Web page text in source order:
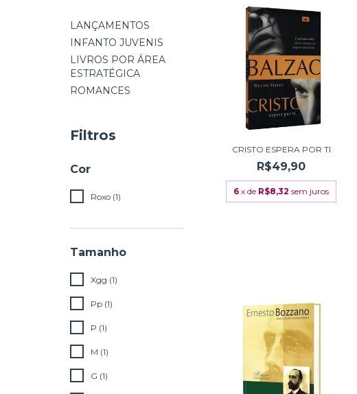
LANÇAMENTOS
INFANTO JUVENIS
LIVROS POR ÁREA
ESTRATÉGICA
ROMANCES
Filtros
Cor
Roxo (1)
Tamanho
Xgg (1)
Pp (1)
P (1)
M (1)
G (1)
CRISTO ESPERA POR TI
R$49,90
6 x de R$8,32 sem juros